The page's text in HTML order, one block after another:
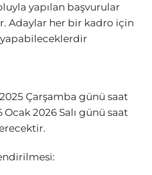
yapılan başvurular
Adaylar her bir kadro için
Çarşamba günü saat
Ocak 2026 Salı günü saat